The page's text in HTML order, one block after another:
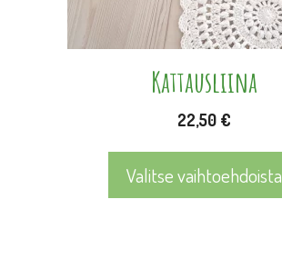
Kattausliina
22,50 €
Valitse vaihtoehdoista
tuotteen
sivulla.